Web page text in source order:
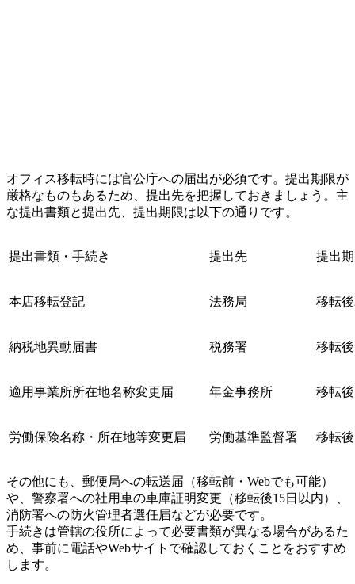
オフィス移転時には官公庁への届出が必須です。提出期限が
厳格なものもあるため、提出先を把握しておきましょう。主
な提出書類と提出先、提出期限は以下の通りです。
提出書類・手続き 提出先 提出
本店移転登記 法務局 移転
納税地異動届書 税務署 移転
適用事業所所在地名称変更届 年金事務所 移転
労働保険名称・所在地等変更届 労働基準監督署 移転
その他にも、郵便局への転送届（移転前・Webでも可能）
や、警察署への社用車の車庫証明変更（移転後15日以内）、
消防署への防火管理者選任届などが必要です。
手続きは管轄の役所によって必要書類が異なる場合があるた
め、事前に電話やWebサイトで確認しておくことをおすすめ
します。